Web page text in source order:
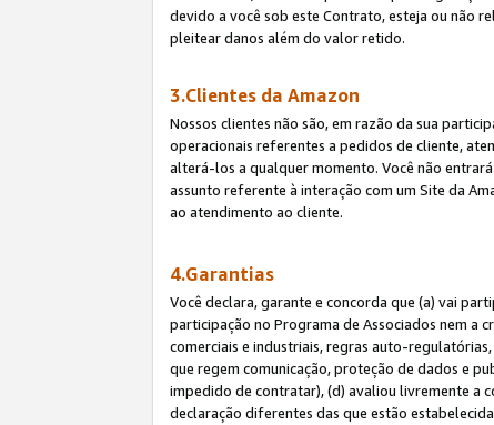
devido a você sob este Contrato, esteja ou não
pleitear danos além do valor retido.
3.Clientes da Amazon
Nossos clientes não são, em razão da sua
operacionais referentes a pedidos de cliente,
alterá-los a qualquer momento. Você não
assunto referente à interação com um Site da
ao atendimento ao cliente.
4.Garantias
Você declara, garante e concorda que (a) vai
participação no Programa de Associados nem a
comerciais e industriais, regras auto-
que regem comunicação, proteção de dados e
impedido de contratar), (d) avaliou livremente a
declaração diferentes das que estão